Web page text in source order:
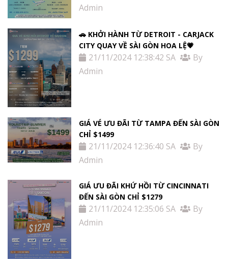
Admin
🚗 KHỞI HÀNH TỪ DETROIT - CARJACK
CITY QUAY VỀ SÀI GÒN HOA LỆ💗
21/11/2024 12:38:42 SA
By
Admin
GIÁ VÉ ƯU ĐÃI TỪ TAMPA ĐẾN SÀI GÒN
CHỈ $1499
21/11/2024 12:36:40 SA
By
Admin
GIÁ ƯU ĐÃI KHỨ HỒI TỪ ​​CINCINNATI
ĐẾN SÀI GÒN CHỈ $1279
21/11/2024 12:35:06 SA
By
Admin